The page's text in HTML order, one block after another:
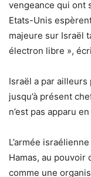
vengeance qui ont
Etats-Unis
majeure sur Israël
électron libre »,
Israël a par ailleurs
jusqu’à présent
n’est pas apparu
L’armée
Hamas, au pouvoir
comme une